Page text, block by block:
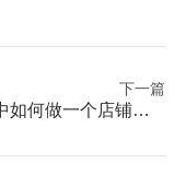
下一篇
VI设计中如何做一个店铺功能规划？